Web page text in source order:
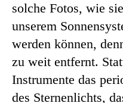
solche Fotos, wie
unserem
werden können,
zu weit entfernt.
Instrumente das
des Sternenlichts,